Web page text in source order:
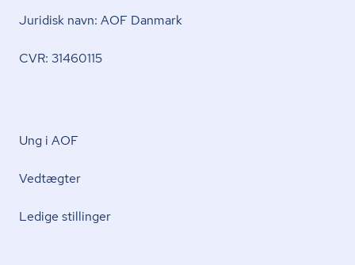
Juridisk navn: AOF Danmark
CVR: 31460115
Ung i AOF
Vedtægter
Ledige stillinger